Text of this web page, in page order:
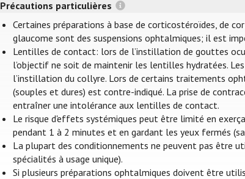
Précautions particulières
Certaines préparations à base de corticostéroïdes, de
glaucome sont des suspensions ophtalmiques; il est
Lentilles de contact: lors de l’instillation de gouttes
l’objectif ne soit de maintenir les lentilles hydratées.
l’instillation du collyre. Lors de certains traitements
(souples et dures) est contre-indiqué. La prise de
entraîner une intolérance aux lentilles de contact.
Le risque d'effets systémiques peut être limité en
pendant 1 à 2 minutes et en gardant les yeux fermés
La plupart des conditionnements ne peuvent pas être
spécialités à usage unique).
Si plusieurs préparations ophtalmiques doivent être